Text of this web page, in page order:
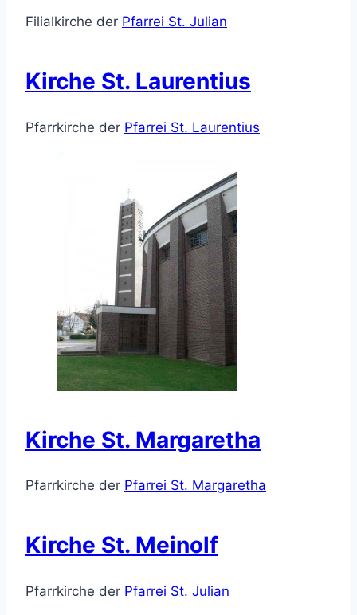
Filialkirche der Pfarrei St. Julian
Kirche St. Laurentius
Pfarrkirche der Pfarrei St. Laurentius
Kirche St. Margaretha
Pfarrkirche der Pfarrei St. Margaretha
Kirche St. Meinolf
Pfarrkirche der Pfarrei St. Julian